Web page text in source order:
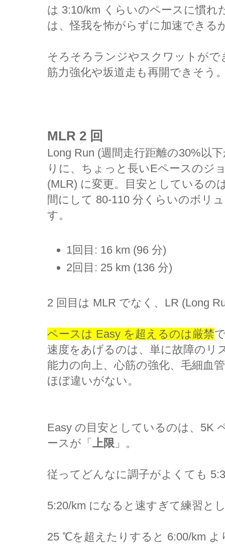
は 3:10/km くらいのペースに慣れ
は、怪我を怖がらずに加速できる
そろそろランジやスクワットが
筋力強化や坂道走も再開できそう
MLR 2 回
Long Run (週間走行距離の30%以
りに、ちょっと長いEペースのジ
(MLR) に変更。目安としているの
間にして 80-110 分くらいのボリ
す。
1回目: 16 km (96 分)
2回目: 25 km (136 分)
2 回目は MLR でなく、LR (Long
ペースは Easy を超えるのは厳禁
速度をあげるのは、単に故障のリ
能力の向上、心筋の強化、毛細血
ほぼ違いがない。
Easy の目安としているのは、5K
ースが「 上限 」。
従ってどんなに調子がよくても
5:20/km になると速すぎて練習と
25 ℃を超えたりすると 6:00/km よ